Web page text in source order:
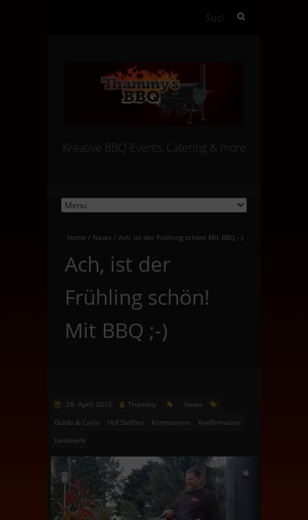
Suchen
Kreative BBQ-Events, Catering & more
Home / News / Ach, ist der Frühling schön! Mit BBQ ;-)
Ach, ist der
Frühling schön!
Mit BBQ ;-)
28. April 2015 Thammy
News
Guido & Carlo
Hof Steffen Kommunion
Konfirmation
Lenkwerk